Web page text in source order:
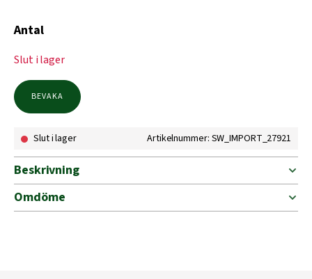
Antal
Slut i lager
BEVAKA
Slut i lager Artikelnummer: SW_IMPORT_27921
Beskrivning
Omdöme